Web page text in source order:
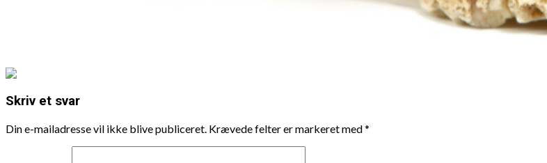
Skriv et svar
Din e-mailadresse vil ikke blive publiceret. Krævede felter er markeret med*